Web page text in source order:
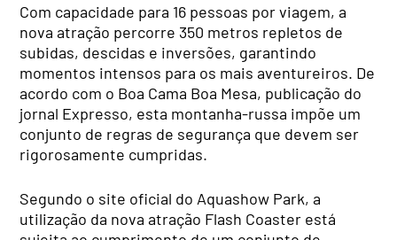
Com capacidade para 16 pessoas por viagem, a
nova atração percorre 350 metros repletos de
subidas, descidas e inversões, garantindo
momentos intensos para os mais aventureiros. De
acordo com o Boa Cama Boa Mesa, publicação do
jornal Expresso, esta montanha-russa impõe um
conjunto de regras de segurança que devem ser
rigorosamente cumpridas.
Segundo o site oficial do Aquashow Park, a
utilização da nova atração Flash Coaster está